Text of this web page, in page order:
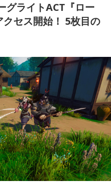
グライトACT『ロー
セス開始！ 5枚目の